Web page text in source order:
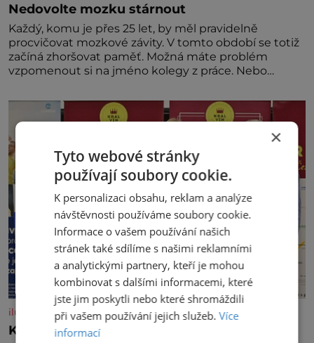
Nedovolte mozku stárnout
Každý, komu je přes 25 let, by měl pravidelně
procvičovat mozkové závity. V tomto období se totiž
začíná zhoršovat paměť. Možná máte problém
vzpomenout si na jméno kolegy z práce. Nebo
nedávno přečetli. Je to opravdu tak, s věkem jako
kdyby se paměť rozhodla stávkovat. Cvičte
iluxus.cz
Král vín začíná třetí dekádu
×
Tyto webové stránky
používají soubory cookie.
K personalizaci obsahu, reklam a analýze
návštěvnosti používáme soubory cookie.
Informace o vašem používání našich
stránek také sdílíme s našimi reklamními
a analytickými partnery, kteří je mohou
kombinovat s dalšími informacemi, které
jste jim poskytli nebo které shromáždili
při vašem používání jejich služeb.Více
informací